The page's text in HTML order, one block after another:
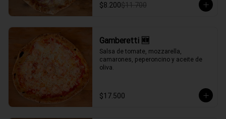
$8.200$11.700
Gamberetti 🆕
Salsa de tomate, mozzarella,
camarones, peperoncino y aceite de
oliva.
$17.500